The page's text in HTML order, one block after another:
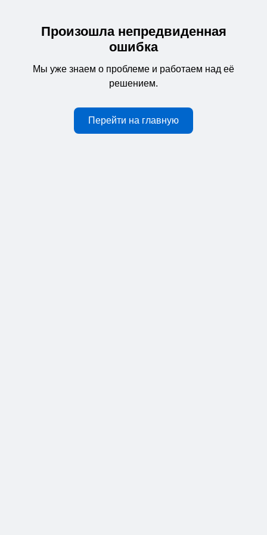
Произошла непредвиденная
ошибка
Мы уже знаем о проблеме и работаем над её
решением.
Перейти на главную